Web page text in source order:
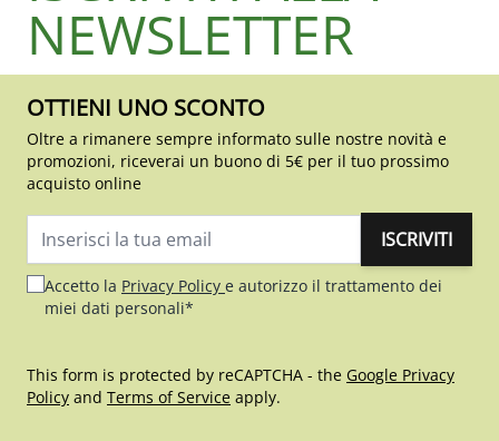
NEWSLETTER
OTTIENI UNO SCONTO
Oltre a rimanere sempre informato sulle nostre novità e
promozioni, riceverai un buono di 5€ per il tuo prossimo
acquisto online
ISCRIVITI
Accetto la Privacy Policy e autorizzo il trattamento dei
miei dati personali*
This form is protected by reCAPTCHA - the Google Privacy
Policy and Terms of Service apply.